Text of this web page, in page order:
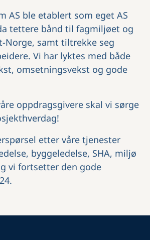
AS ble etablert som eget AS
tettere bånd til fagmiljøet og
Norge, samt tiltrekke seg
Vi har lyktes med både
omsetningsvekst og gode
oppdragsgivere skal vi sørge
etter våre tjenester
byggeledelse, SHA, miljø
vi fortsetter den gode